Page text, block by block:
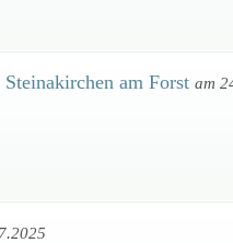
am Forst am